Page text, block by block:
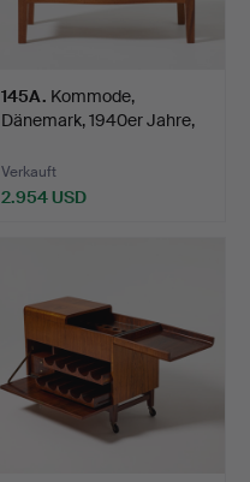
145A. Kommode,
Dänemark, 1940er Jahre,
Verkauft
2.954 USD